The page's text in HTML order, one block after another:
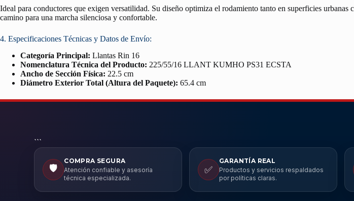
Ideal para conductores que exigen versatilidad. Su diseño optimiza el rodamiento tanto en superficies
camino para una marcha silenciosa y confortable.
4. Especificaciones Técnicas y Datos de Envío:
Categoría Principal: Llantas Rin 16
Nomenclatura Técnica del Producto: 225/55/16 LLANT KUMHO PS31 ECSTA
Ancho de Sección Física: 22.5 cm
Diámetro Exterior Total (Altura del Paquete): 65.4 cm
```
🛡️
COMPRA SEGURA
Atención confiable y asesoría
técnica especializada.
✅
GARANTÍA REAL
Productos y servicios respaldados
por políticas claras.